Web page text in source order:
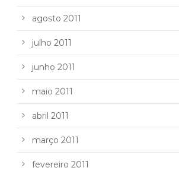
agosto 2011
julho 2011
junho 2011
maio 2011
abril 2011
março 2011
fevereiro 2011